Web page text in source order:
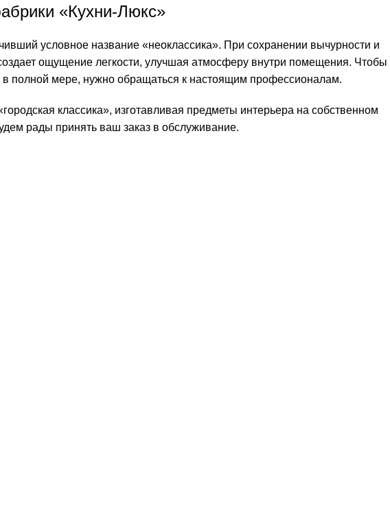
«Кухни-Люкс»
условное название «неоклассика». При сохранении вычурности и
ощущение легкости, улучшая атмосферу внутри помещения. Чтобы
полной мере, нужно обращаться к настоящим профессионалам.
классика», изготавливая предметы интерьера на собственном
рады принять ваш заказ в обслуживание.